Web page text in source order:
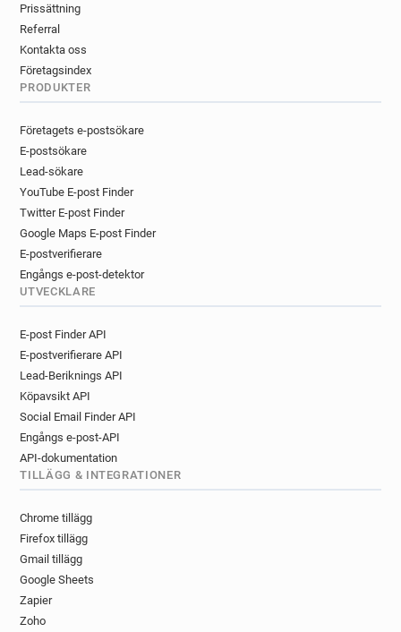
Prissättning
Referral
Kontakta oss
Företagsindex
PRODUKTER
Företagets e-postsökare
E-postsökare
Lead-sökare
YouTube E-post Finder
Twitter E-post Finder
Google Maps E-post Finder
E-postverifierare
Engångs e-post-detektor
UTVECKLARE
E-post Finder API
E-postverifierare API
Lead-Beriknings API
Köpavsikt API
Social Email Finder API
Engångs e-post-API
API-dokumentation
TILLÄGG & INTEGRATIONER
Chrome tillägg
Firefox tillägg
Gmail tillägg
Google Sheets
Zapier
Zoho